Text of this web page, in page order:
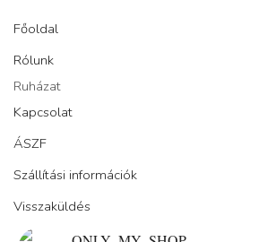
Főoldal
Rólunk
Ruházat
Kapcsolat
ÁSZF
Szállítási információk
Visszaküldés